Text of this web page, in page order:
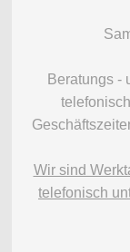
Beratungs -
Wir sind
telefonisch